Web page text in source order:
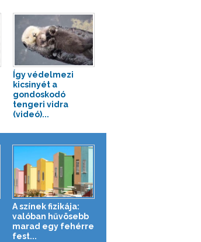
Így védelmezi
kicsinyét a
gondoskodó
tengeri vidra
(videó)...
A színek fizikája:
valóban hűvösebb
marad egy fehérre
fest...